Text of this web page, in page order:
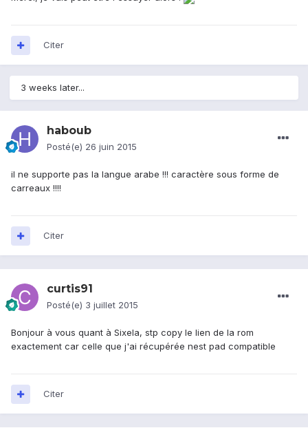
Citer
3 weeks later...
haboub
Posté(e) 26 juin 2015
il ne supporte pas la langue arabe !!! caractère sous forme de
carreaux !!!!
Citer
curtis91
Posté(e) 3 juillet 2015
Bonjour à vous quant à Sixela, stp copy le lien de la rom
exactement car celle que j'ai récupérée nest pad compatible
Citer